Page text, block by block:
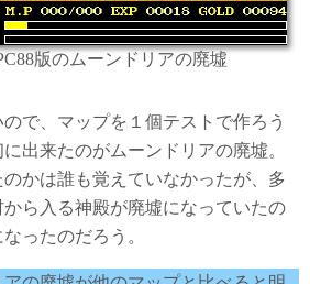
版のムーンドリアの廃墟
で、マップを１個テストで作ろう
出来たのがムーンドリアの廃墟。
かは誰も覚えていなかったが、多
ら入る神殿が廃墟になっていたの
ったのだろう。